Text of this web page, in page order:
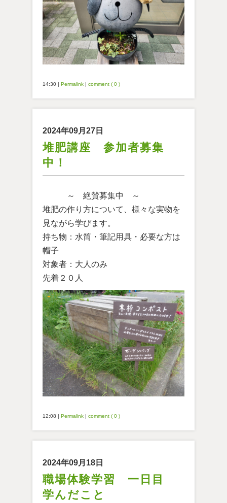
14:30 | Permalink | comment ( 0 )
2024年09月27日
堆肥講座 参加者募集
中！
～ 絶賛募集中 ～
堆肥の作り方について、様々な実物を
見ながら学びます。
持ち物：水筒・筆記用具・必要な方は
帽子
対象者：大人のみ
先着２０人
12:08 | Permalink | comment ( 0 )
2024年09月18日
職場体験学習 一日目
学んだこと